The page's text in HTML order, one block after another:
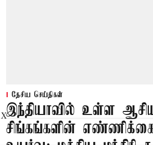
தேசிய செய்திகள்
இந்தியாவில் உள்ள
சிங்கங்களின்
X